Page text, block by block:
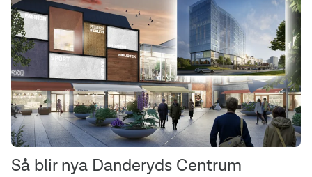
Så blir nya Danderyds Centrum